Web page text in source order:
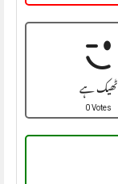
ٹھیک ہے
0 Votes